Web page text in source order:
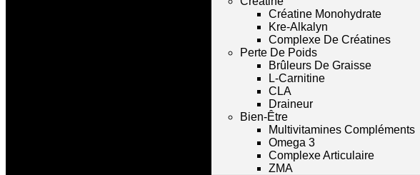
Créatine Monohydrate
Kre-Alkalyn
Complexe De Créatines
Perte De Poids
Brûleurs De Graisse
L-Carnitine
CLA
Draineur
Bien-Être
Multivitamines Compléments
Omega 3
Complexe Articulaire
ZMA